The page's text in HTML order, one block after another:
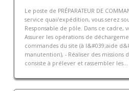
Le poste de PRÉPARATEUR DE
service quai/expédition, vous serez
Responsable de pôle. Dans ce cadre,
Assurer les opérations de
commandes du site (à l&#039;aide
manutention), - Réaliser des missions
consiste à prélever et rassembler les...